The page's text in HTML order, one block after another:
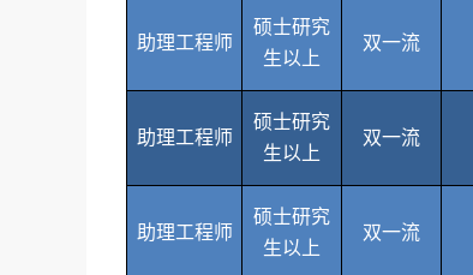
助理工程师
硕士研究
生以上
双一流
助理工程师
硕士研究
生以上
双一流
助理工程师
硕士研究
生以上
双一流